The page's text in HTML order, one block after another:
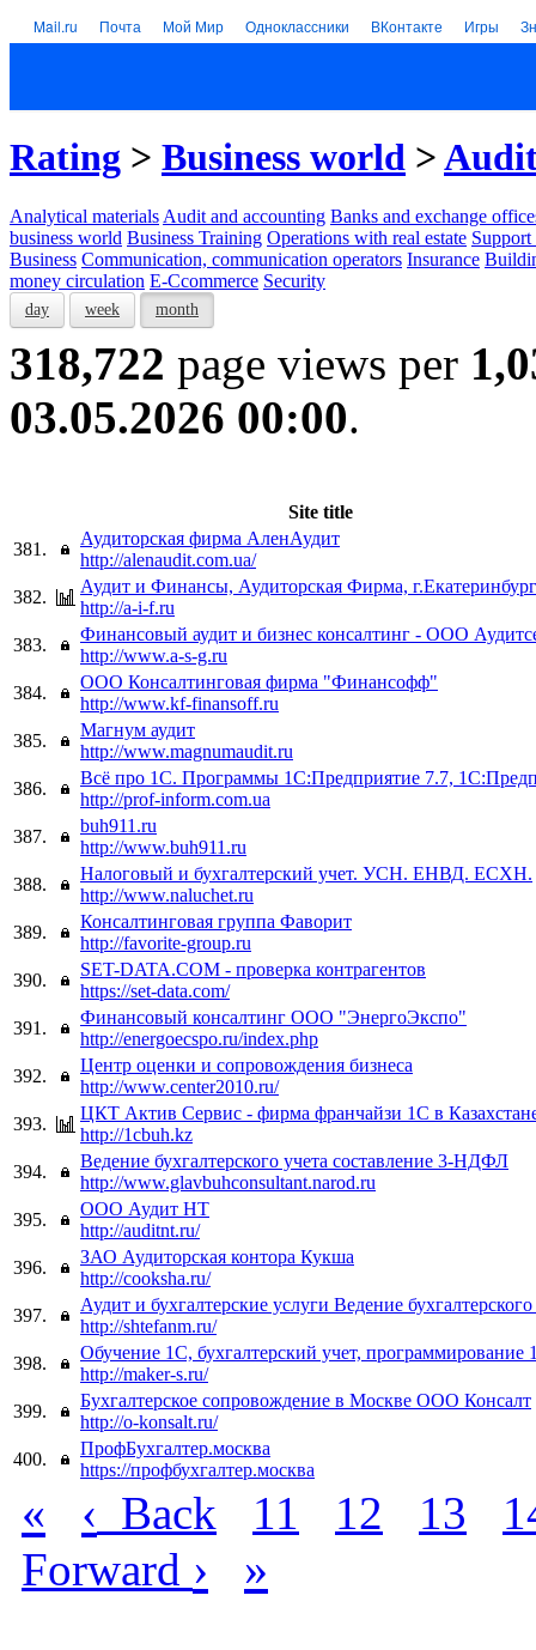
Mail.ru Почта Мой Мир Одноклассники ВКонтакте Игры
Rating > Business world >
Analytical materials Audit and accounting Banks and exchange
business world Business Training Operations with real estate Support
Business Communication, communication operators Insurance
money circulation E-Ccommerce Security
day week month
318,722 page views per
03.05.2026 00:00.
Site title
381.
Аудиторская фирма АленАудит
http://alenaudit.com.ua/
382.
Аудит и Финансы, Аудиторская Фирма, г.Екатеринбург
http://a-i-f.ru
383.
Финансовый аудит и бизнес консалтинг - ООО
http://www.a-s-g.ru
384.
ООО Консалтинговая фирма "Финансофф"
http://www.kf-finansoff.ru
385.
Магнум аудит
http://www.magnumaudit.ru
386.
Всё про 1С. Программы 1С:Предприятие 7.7,
http://prof-inform.com.ua
387.
buh911.ru
http://www.buh911.ru
388.
Налоговый и бухгалтерский учет. УСН. ЕНВД. ЕСХН.
http://www.naluchet.ru
389.
Консалтинговая группа Фаворит
http://favorite-group.ru
390.
SET-DATA.COM - проверка контрагентов
https://set-data.com/
391.
Финансовый консалтинг ООО "ЭнергоЭкспо"
http://energoecspo.ru/index.php
392.
Центр оценки и сопровождения бизнеса
http://www.center2010.ru/
393.
ЦКТ Актив Сервис - фирма франчайзи 1С в
http://1cbuh.kz
394.
Ведение бухгалтерского учета составление 3-НДФЛ
http://www.glavbuhconsultant.narod.ru
395.
ООО Аудит НТ
http://auditnt.ru/
396.
ЗАО Аудиторская контора Кукша
http://cooksha.ru/
397.
Аудит и бухгалтерские услуги Ведение
http://shtefanm.ru/
398.
Обучение 1С, бухгалтерский учет, программирование
http://maker-s.ru/
399.
Бухгалтерское сопровождение в Москве ООО Консалт
http://o-konsalt.ru/
400.
ПрофБухгалтер.москва
https://профбухгалтер.москва
« ‹ Back 11 12 13
Forward › »